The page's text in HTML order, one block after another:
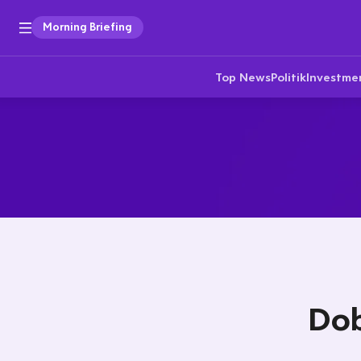
Morning Briefing
Top NewsPolitik